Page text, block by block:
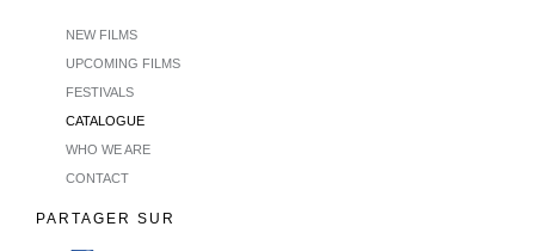
NEW FILMS
UPCOMING FILMS
FESTIVALS
CATALOGUE
WHO WE ARE
CONTACT
PARTAGER SUR